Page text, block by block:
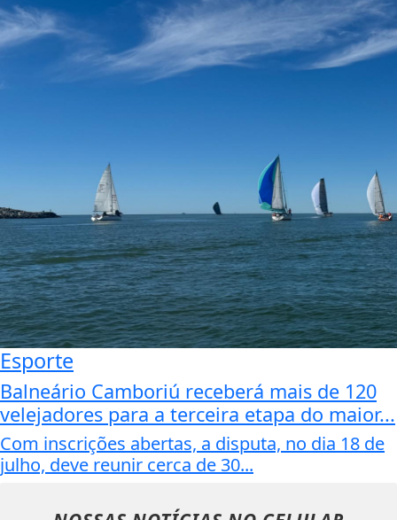
Esporte
Balneário Camboriú receberá mais de 120
velejadores para a terceira etapa do maior...
Com inscrições abertas, a disputa, no dia 18 de
julho, deve reunir cerca de 30...